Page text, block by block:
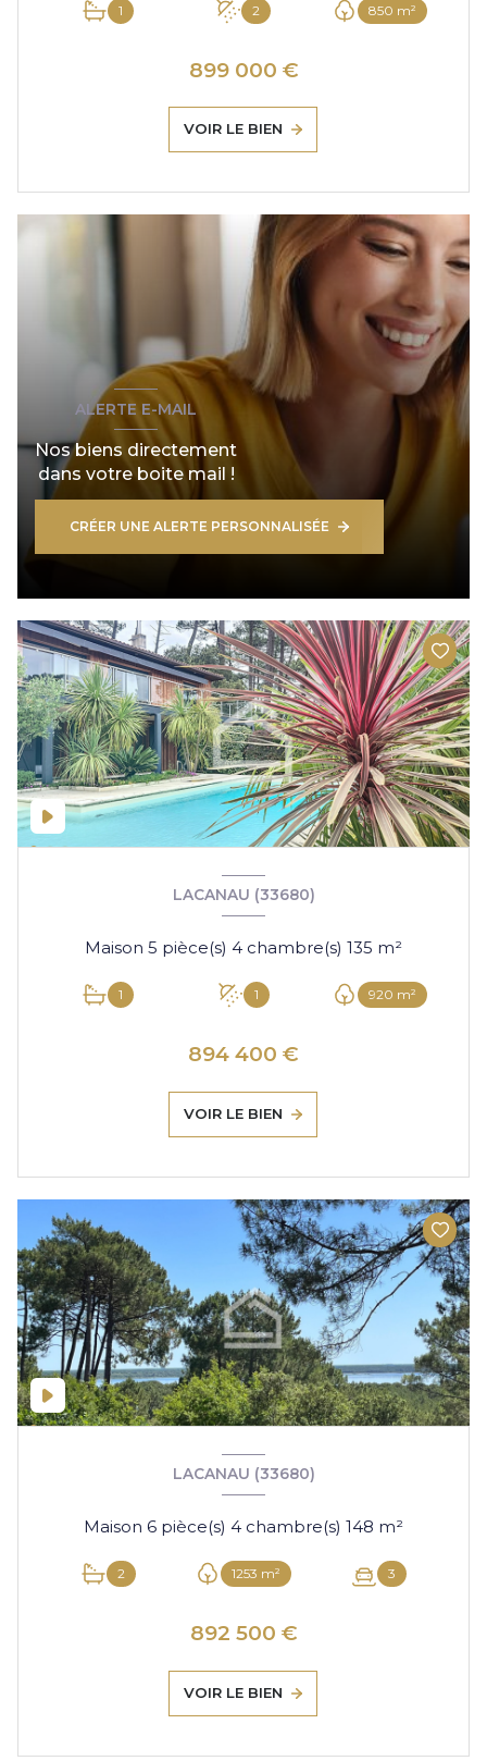
1 2 850 m²
899 000 €
VOIR LE BIEN
ALERTE E-MAIL
Nos biens directement
dans votre boite mail !
CRÉER UNE ALERTE PERSONNALISÉE
LACANAU (33680)
Maison 5 pièce(s) 4 chambre(s) 135 m²
1 1 920 m²
894 400 €
VOIR LE BIEN
LACANAU (33680)
Maison 6 pièce(s) 4 chambre(s) 148 m²
2 1253 m² 3
892 500 €
VOIR LE BIEN